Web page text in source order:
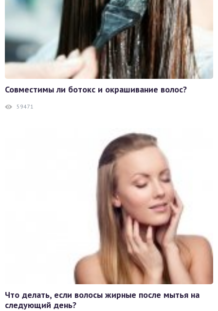
Совместимы ли ботокс и окрашивание волос?
59471
Что делать, если волосы жирные после мытья на
следующий день?